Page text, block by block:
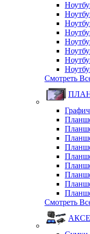
Смотреть
Смотреть